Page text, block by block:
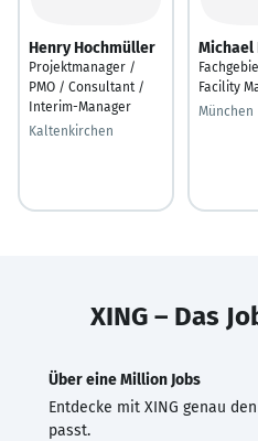
Henry Hochmüller
Projektmanager /
PMO / Consultant /
Interim-Manager
Kaltenkirchen
Michael
Facility
München
XING – Das
Über eine Million Jobs
Entdecke mit XING genau
passt.